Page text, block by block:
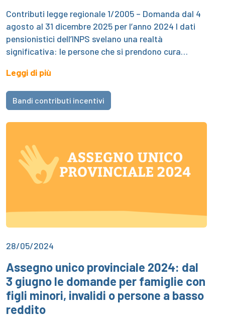
Contributi legge regionale 1/2005 – Domanda dal 4
agosto al 31 dicembre 2025 per l’anno 2024 I dati
pensionistici dell’INPS svelano una realtà
significativa: le persone che si prendono cura…
Leggi di più
Bandi contributi incentivi
28/05/2024
Assegno unico provinciale 2024: dal
3 giugno le domande per famiglie con
figli minori, invalidi o persone a basso
reddito